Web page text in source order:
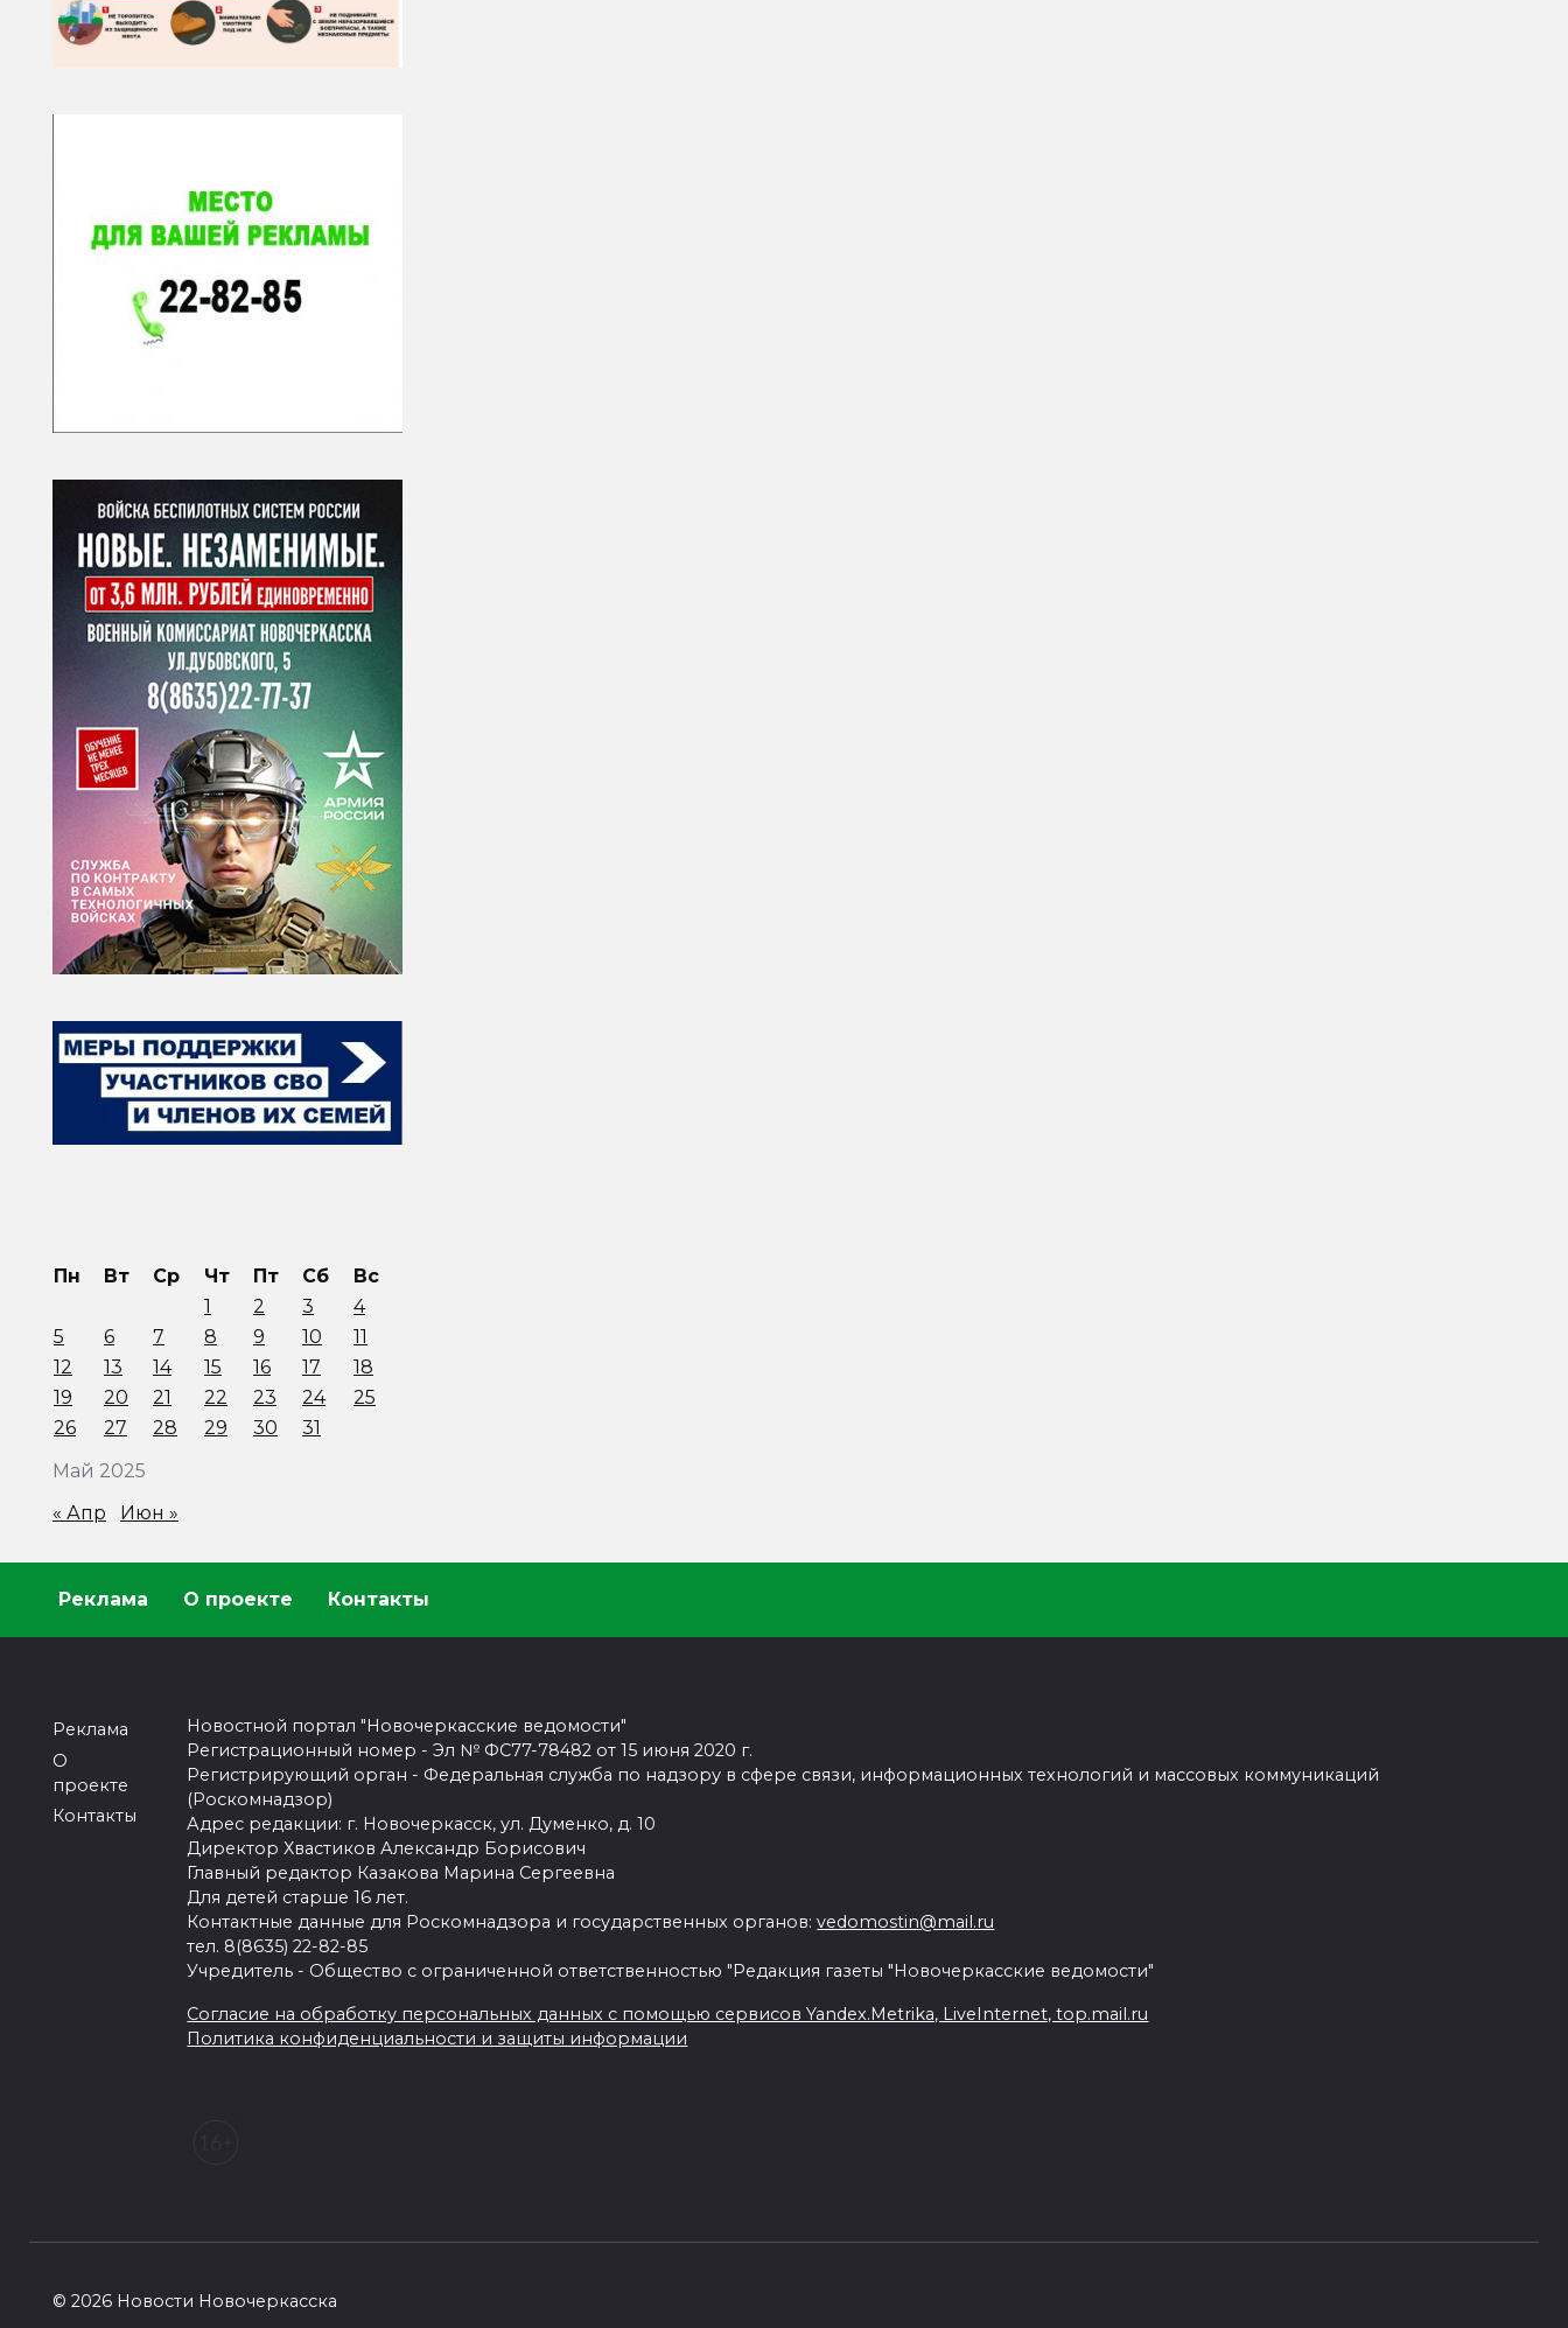
Май 2025
Пн Вт Ср Чт Пт Сб
Вс
1
2 3
4
5
6 7 8 9 10
11
12
13 14 15 16 17
18
19
20 21 22 23 24
25
26
27 28 29 30 31
« Апр Июн »
Реклама О проекте Контакты
Реклама
О
проекте
Контакты
Новостной портал "Новочеркасские ведомости"
Регистрационный номер - Эл № ФС77-78482 от 15 июня 2020 г.
Регистрирующий орган - Федеральная служба по надзору в сфере связи, информационных технологий и массовых коммуникаций
(Роскомнадзор)
Адрес редакции: г. Новочеркасск, ул. Думенко, д. 10
Директор Хвастиков Александр Борисович
Главный редактор Казакова Марина Сергеевна
Для детей старше 16 лет.
Контактные данные для Роскомнадзора и государственных органов:vedomostin@mail.ru
тел. 8(8635) 22-82-85
Учредитель - Общество с ограниченной ответственностью "Редакция газеты "Новочеркасские ведомости"
Согласие на обработку персональных данных с помощью сервисов Yandex.Metrika, LiveInternet, top.mail.ru
Политика конфиденциальности и защиты информации
© 2026 Новости Новочеркасска